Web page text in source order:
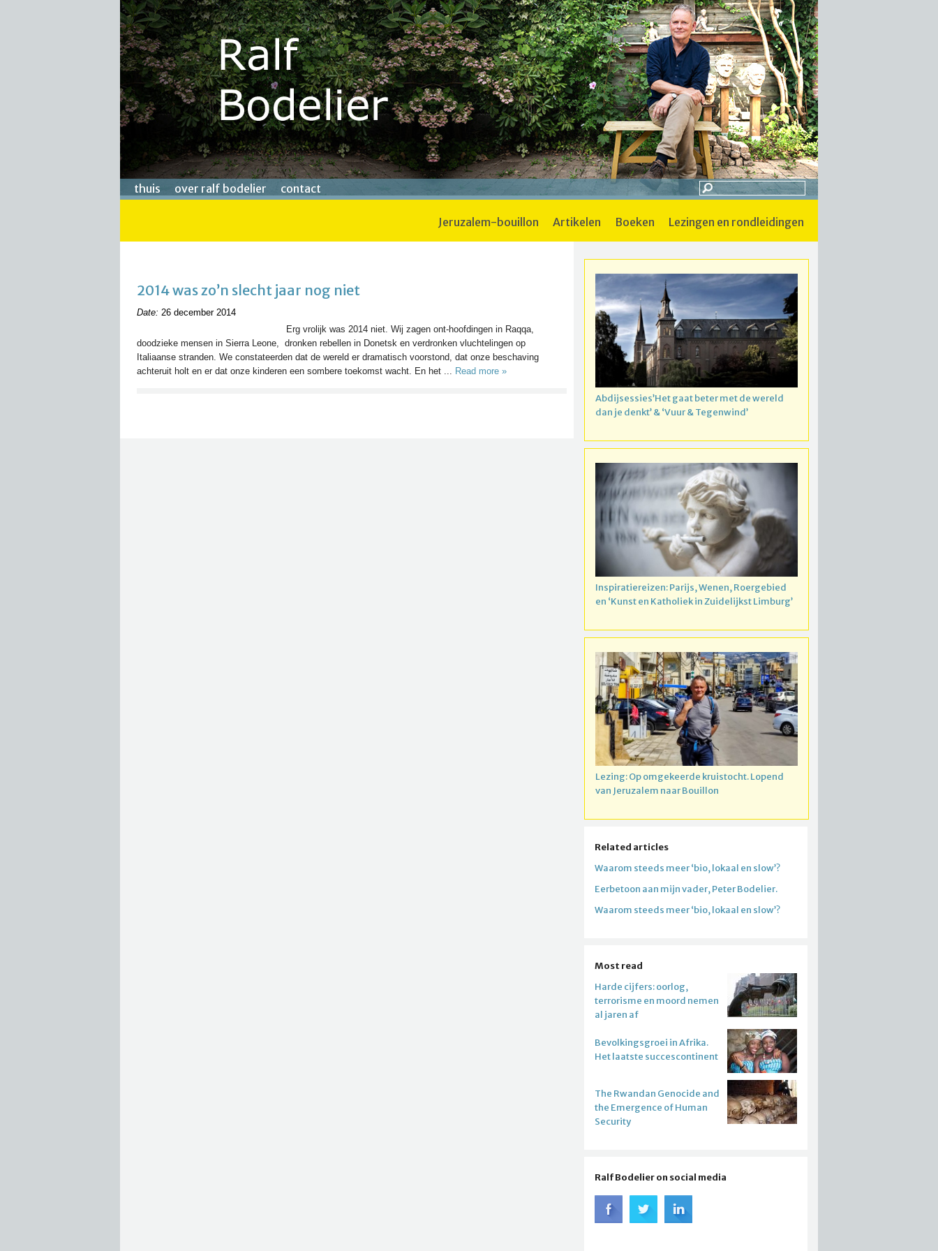
thuis over ralf bodelier contact
jeruzalem-bouillon artikelen boeken lezingen en rondleidingen
2014 was zo’n slecht jaar nog niet
Date: 26 december 2014
Erg vrolijk was 2014 niet. Wij zagen ont-hoofdingen in Raqqa,
doodzieke mensen in Sierra Leone, dronken rebellen in Donetsk en verdronken vluchtelingen op
Italiaanse stranden. We constateerden dat de wereld er dramatisch voorstond, dat onze beschaving
achteruit holt en er dat onze kinderen een sombere toekomst wacht. En het ... Read more »
Abdijsessies’Het gaat beter met de wereld
dan je denkt’ & ‘Vuur & Tegenwind’
Inspiratiereizen: Parijs, Wenen, Roergebied
en ‘Kunst en Katholiek in Zuidelijkst Limburg’
Lezing: Op omgekeerde kruistocht. Lopend
van Jeruzalem naar Bouillon
Related articles
Waarom steeds meer ‘bio, lokaal en slow’?
Eerbetoon aan mijn vader, Peter Bodelier.
Waarom steeds meer ‘bio, lokaal en slow’?
Most read
Harde cijfers: oorlog,
terrorisme en moord nemen
al jaren af
Bevolkingsgroei in Afrika.
Het laatste succescontinent
The Rwandan Genocide and
the Emergence of Human
Security
Ralf Bodelier on social media